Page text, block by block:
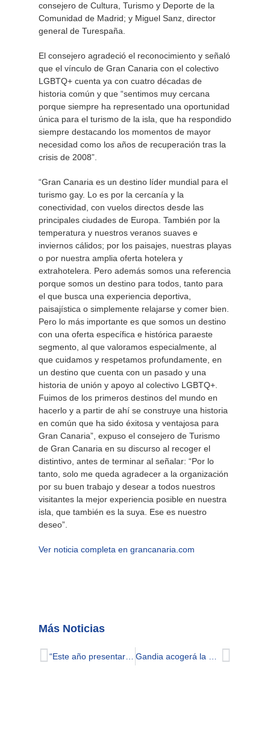
consejero de Cultura, Turismo y Deporte de la
Comunidad de Madrid; y Miguel Sanz, director
general de Turespaña.
El consejero agradeció el reconocimiento y señaló
que el vínculo de Gran Canaria con el colectivo
LGBTQ+ cuenta ya con cuatro décadas de
historia común y que “sentimos muy cercana
porque siempre ha representado una oportunidad
única para el turismo de la isla, que ha respondido
siempre destacando los momentos de mayor
necesidad como los años de recuperación tras la
crisis de 2008”.
“Gran Canaria es un destino líder mundial para el
turismo gay. Lo es por la cercanía y la
conectividad, con vuelos directos desde las
principales ciudades de Europa. También por la
temperatura y nuestros veranos suaves e
inviernos cálidos; por los paisajes, nuestras playas
o por nuestra amplia oferta hotelera y
extrahotelera. Pero además somos una referencia
porque somos un destino para todos, tanto para
el que busca una experiencia deportiva,
paisajística o simplemente relajarse y comer bien.
Pero lo más importante es que somos un destino
con una oferta específica e histórica paraeste
segmento, al que valoramos especialmente, al
que cuidamos y respetamos profundamente, en
un destino que cuenta con un pasado y una
historia de unión y apoyo al colectivo LGBTQ+.
Fuimos de los primeros destinos del mundo en
hacerlo y a partir de ahí se construye una historia
en común que ha sido éxitosa y ventajosa para
Gran Canaria”, expuso el consejero de Turismo
de Gran Canaria en su discurso al recoger el
distintivo, antes de terminar al señalar: “Por lo
tanto, solo me queda agradecer a la organización
por su buen trabajo y desear a todos nuestros
visitantes la mejor experiencia posible en nuestra
isla, que también es la suya. Ese es nuestro
deseo”.
Ver noticia completa en grancanaria.com
Más Noticias
“Este año presentaremos en FITUR la puesta en marcha de ‘La Red Española de Destinos por la Diversidad’”